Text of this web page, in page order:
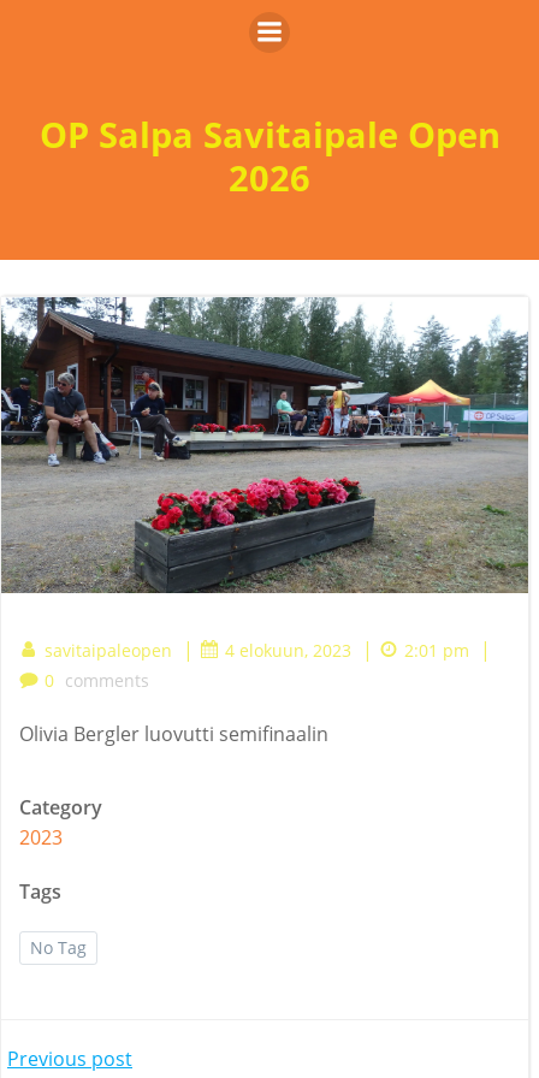
Skip
to
OP Salpa Savitaipale Open
2026
savitaipaleopen | 4 elokuun, 2023 | 2:01 pm |
0 comments
Olivia Bergler luovutti semifinaalin
Category
2023
Tags
No Tag
Previous post